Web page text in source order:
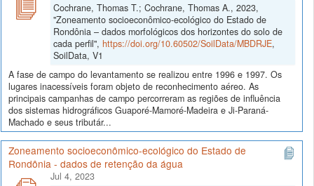
Cochrane, Thomas T.; Cochrane, Thomas A., 2023,
"Zoneamento socioeconômico-ecológico do Estado de
Rondônia – dados morfológicos dos horizontes do solo de
cada perfil", https://doi.org/10.60502/SoilData/MBDRJE,
SoilData, V1
A fase de campo do levantamento se realizou entre 1996 e 1997. Os
lugares inacessíveis foram objeto de reconhecimento aéreo. As
principais campanhas de campo percorreram as regiões de influência
dos sistemas hidrográficos Guaporé-Mamoré-Madeira e Ji-Paraná-
Machado e seus tributár...
Zoneamento socioeconômico-ecológico do Estado de
Rondônia - dados de retenção da água
Jul 4, 2023